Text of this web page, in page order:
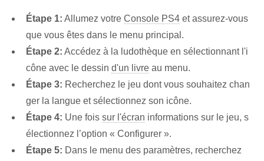
Étape 1: Allumez votre Console PS4 et assurez-vous
que vous êtes dans le menu principal.
Étape 2: Accédez à la ludothèque en sélectionnant l'i
cône avec le dessin d'un livre au menu.
Étape 3: Recherchez le jeu dont vous souhaitez chan
ger la langue et sélectionnez son icône.
Étape 4: Une fois sur l'écran informations sur le jeu, s
électionnez l’option « Configurer ».
Étape 5: Dans le menu des paramètres, recherchez